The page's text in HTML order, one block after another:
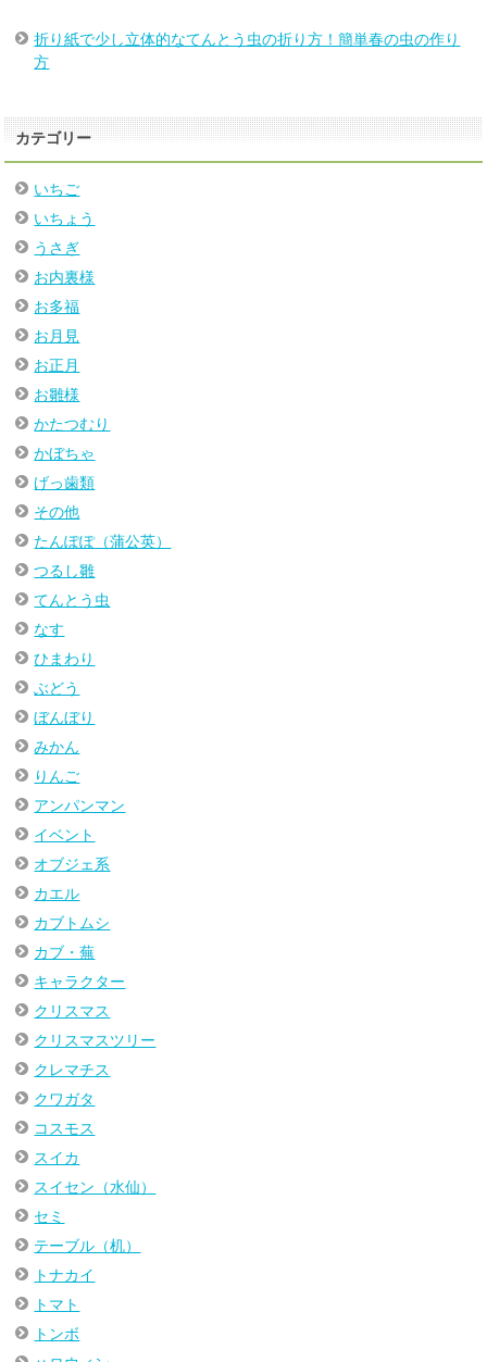
折り紙で少し立体的なてんとう虫の折り方！簡単春の虫の作り
方
カテゴリー
いちご
いちょう
うさぎ
お内裏様
お多福
お月見
お正月
お雛様
かたつむり
かぼちゃ
げっ歯類
その他
たんぽぽ（蒲公英）
つるし雛
てんとう虫
なす
ひまわり
ぶどう
ぼんぼり
みかん
りんご
アンパンマン
イベント
オブジェ系
カエル
カブトムシ
カブ・蕪
キャラクター
クリスマス
クリスマスツリー
クレマチス
クワガタ
コスモス
スイカ
スイセン（水仙）
セミ
テーブル（机）
トナカイ
トマト
トンボ